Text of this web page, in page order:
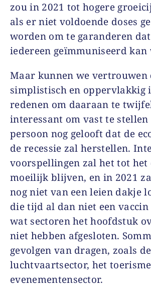
zou in 2021 tot hogere
als er niet voldoende doses
worden om te garanderen
iedereen geïmmuniseerd kan
Maar kunnen we vertrouwen
simplistisch en oppervlakkig
redenen om daaraan te
interessant om vast te
persoon nog gelooft dat de
de recessie zal herstellen.
voorspellingen zal het tot
moeilijk blijven, en in 2021
nog niet van een leien dakje
die tijd al dan niet een
wat sectoren het hoofdstuk
niet hebben afgesloten.
gevolgen van dragen, zoals
luchtvaartsector, het
evenementensector.